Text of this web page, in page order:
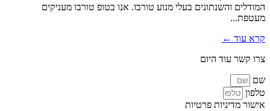
המודלים והשנתונים בעלי מנוע טורבו. אנו בטופ טורבו מעניקים
מעטפת...
קרא עוד ←
צרו קשר עוד היום
שם
טלפון
אישור מדיניות פרטיות